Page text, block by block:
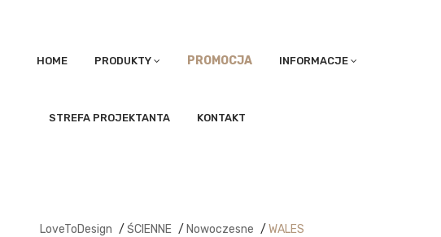
HOME PRODUKTY PROMOCJA INFORMACJE
STREFA PROJEKTANTA KONTAKT
LoveToDesign / ŚCIENNE / Nowoczesne / WALES